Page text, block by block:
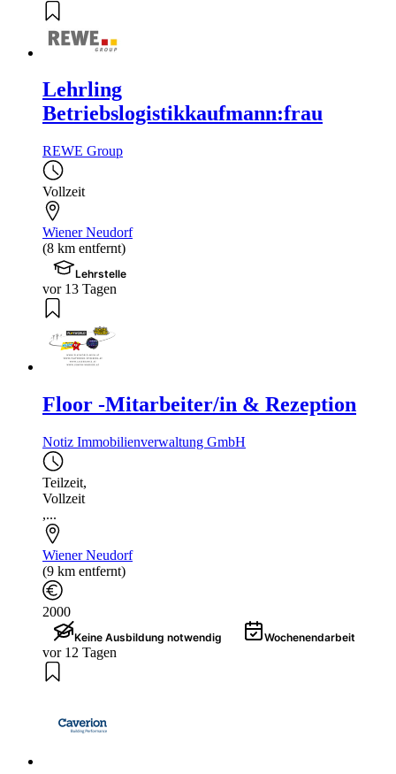
Lehrling
Betriebslogistikkaufmann:frau
REWE Group
Vollzeit
Wiener Neudorf
(8 km entfernt)
Lehrstelle
vor 13 Tagen
Floor -Mitarbeiter/in & Rezeption
Notiz Immobilienverwaltung GmbH
Teilzeit,
Vollzeit
,...
Wiener Neudorf
(9 km entfernt)
2000
Keine Ausbildung notwendig Wochenendarbeit
vor 12 Tagen